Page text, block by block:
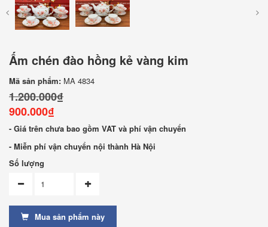
Ấm chén đào hồng kẻ vàng kim
Mã sản phẩm: MA 4834
1.200.000₫
900.000₫
- Giá trên chưa bao gồm VAT và phí vận chuyển
- Miễn phí vận chuyển nội thành Hà Nội
Số lượng
Mua sản phẩm này